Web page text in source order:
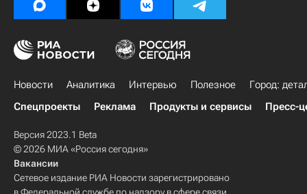
Новости Аналитика Интервью Полезное
Город:
Спецпроекты
Реклама Продукты и сервисы Пресс-
Версия 2023.1 Beta
© 2026 МИА «Россия сегодня»
Вакансии
Сетевое издание РИА Новости зарегистрировано